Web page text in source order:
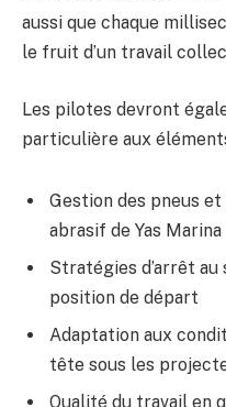
aussi que chaque
le fruit d’un travail
Les pilotes devront
particulière aux
Gestion des pneus
abrasif de Yas Marina
Stratégies d’arrêt
position de départ
Adaptation aux
tête sous les
Qualité du travail en